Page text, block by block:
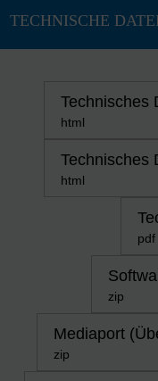
Technisches
html
Technisches
html
pdf
zip
Mediaport
zip